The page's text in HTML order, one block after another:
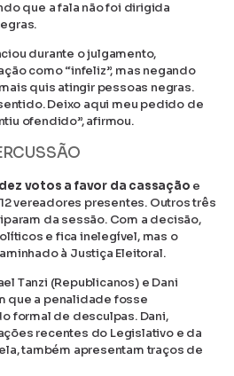
que a fala não foi dirigida
durante o julgamento,
como “infeliz”, mas negando
quis atingir pessoas negras.
Deixo aqui meu pedido de
ofendido”, afirmou.
dez votos a favor da cassação e
vereadores presentes. Outros três
da sessão. Com a decisão,
e fica inelegível, mas o
à Justiça Eleitoral.
Tanzi (Republicanos) e Dani
que a penalidade fosse
formal de desculpas. Dani,
recentes do Legislativo e da
também apresentam traços de